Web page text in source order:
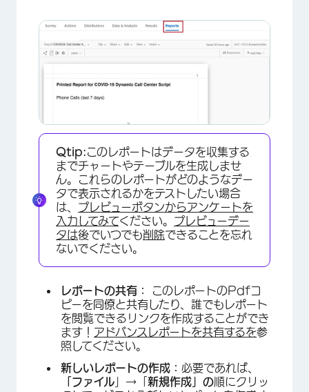
Qtip:このレポートはデータを収集する
までチャートやテーブルを生成しませ
ん。これらのレポートがどのようなデー
タで表示されるかをテストしたい場合
は、 プレビューボタンからアンケートを
入力してみてください。 プレビューデー
タは後でいつでも削除できることを忘れ
ないでください。
レポートの共有：
このレポートのPdfコ
ピーを同僚と共有したり、誰でもレポート
を閲覧できるリンクを作成することができ
ます！ アドバンスレポートを共有するを参
照してください。
新しいレポートの作成： 必要であれば、
「ファイル 」→「 新規作成」の順にクリッ